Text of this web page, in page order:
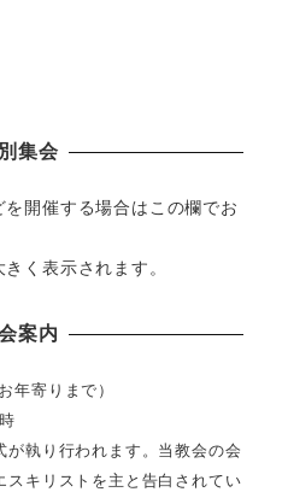
集会
開催する場合はこの欄でお
く表示されます。
案内
年寄りまで）
が執り行われます。当教会の会
スキリストを主と告白されてい